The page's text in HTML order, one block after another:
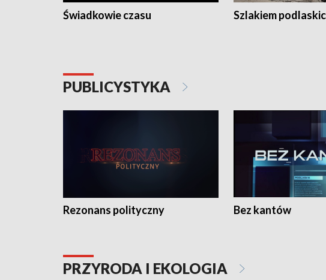
Świadkowie czasu Szlakiem
PUBLICYSTYKA
Rezonans polityczny Bez kantów
PRZYRODA I EKOLOGIA